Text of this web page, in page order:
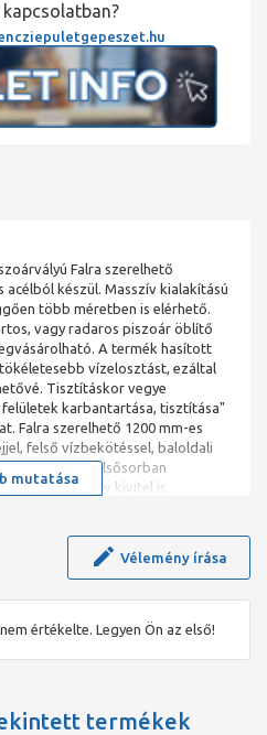
kapcsolatban?
Falra szerelhető
készül. Masszív kialakítású
több méretben is elérhető.
vagy radaros piszoár öblítő
A termék hasított
vízelosztást, ezáltal
Tisztításkor vegye
karbantartása, tisztítása"
Falra szerelhető 1200 mm-es
felső vízbekötéssel, baloldali
WC-kbe Elsősorban
ahol a masszív kivitel is
Paraméterek Szélesség 1200
x C1/2" külső menetes felső
mutatása
Vélemény írása
értékelte. Legyen Ön az első!
termékek